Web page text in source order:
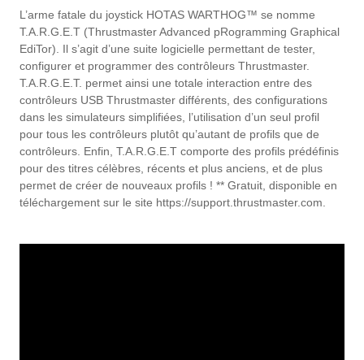
L’arme fatale du joystick HOTAS WARTHOG™ se nomme
T.A.R.G.E.T (Thrustmaster Advanced pRogramming Graphical
EdiTor). Il s’agit d’une suite logicielle permettant de tester,
configurer et programmer des contrôleurs Thrustmaster.
T.A.R.G.E.T. permet ainsi une totale interaction entre des
contrôleurs USB Thrustmaster différents, des configurations
dans les simulateurs simplifiées, l’utilisation d’un seul profil
pour tous les contrôleurs plutôt qu’autant de profils que de
contrôleurs. Enfin, T.A.R.G.E.T comporte des profils prédéfinis
pour des titres célèbres, récents et plus anciens, et de plus
permet de créer de nouveaux profils ! ** Gratuit, disponible en
téléchargement sur le site https://support.thrustmaster.com.